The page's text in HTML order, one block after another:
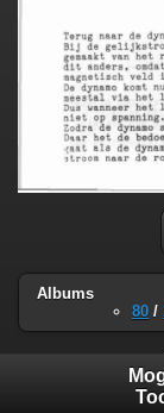
Albums
80 /